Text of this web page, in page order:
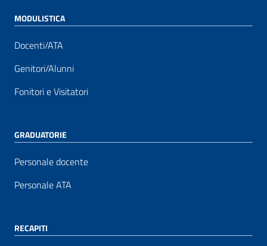
MODULISTICA
Docenti/ATA
Genitori/Alunni
Fonitori e Visitatori
GRADUATORIE
Personale docente
Personale ATA
RECAPITI